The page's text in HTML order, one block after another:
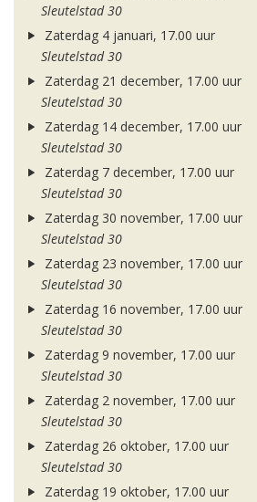
Sleutelstad 30
Zaterdag 4 januari, 17.00 uur
Sleutelstad 30
Zaterdag 21 december, 17.00 uur
Sleutelstad 30
Zaterdag 14 december, 17.00 uur
Sleutelstad 30
Zaterdag 7 december, 17.00 uur
Sleutelstad 30
Zaterdag 30 november, 17.00 uur
Sleutelstad 30
Zaterdag 23 november, 17.00 uur
Sleutelstad 30
Zaterdag 16 november, 17.00 uur
Sleutelstad 30
Zaterdag 9 november, 17.00 uur
Sleutelstad 30
Zaterdag 2 november, 17.00 uur
Sleutelstad 30
Zaterdag 26 oktober, 17.00 uur
Sleutelstad 30
Zaterdag 19 oktober, 17.00 uur